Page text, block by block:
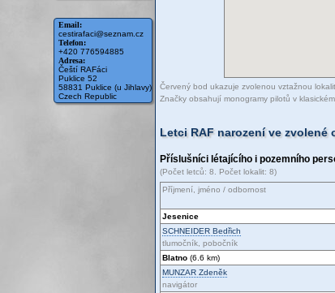
Email:
cestirafaci@seznam.cz
Telefon:
+420 776594885
Adresa:
Čeští RAFáci
Puklice 52
58831 Puklice (u Jihlavy)
Czech Republic
Červený bod ukazuje zvolenou vztažnou
Značky obsahují monogramy pilotů v
Letci RAF narození ve zvolené
Příslušníci létajícího i pozemního
(Počet letců: 8. Počet lokalit: 8)
Příjmení, jméno / odbornost
Jesenice
SCHNEIDER Bedřich
tlumočník, pobočník
Blatno (6.6 km)
MUNZAR Zdeněk
navigátor